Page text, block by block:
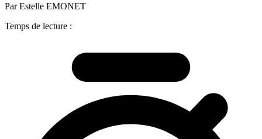
Par Estelle EMONET
Temps de lecture :